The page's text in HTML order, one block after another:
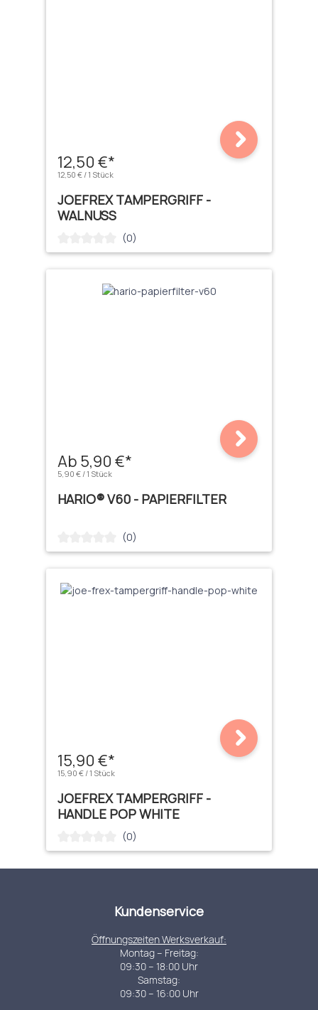
12,50 €*
12,50 € / 1 Stück
JOEFREX TAMPERGRIFF -
WALNUSS
Durchschnittliche Bewertung von 0 von 5 Sternen
(0)
Ab 5,90 €*
5,90 € / 1 Stück
HARIO® V60 - PAPIERFILTER
Durchschnittliche Bewertung von 0 von 5 Sternen
(0)
15,90 €*
15,90 € / 1 Stück
JOEFREX TAMPERGRIFF -
HANDLE POP WHITE
Durchschnittliche Bewertung von 0 von 5 Sternen
(0)
Kundenservice
Öffnungszeiten Werksverkauf:
Montag – Freitag:
09:30 – 18:00 Uhr
Samstag:
09:30 – 16:00 Uhr